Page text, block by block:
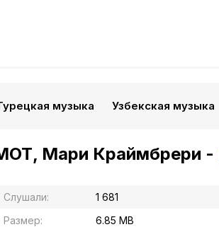
музыка Узбекская музыка
Мари Краймбрери -
Слушали:
1 681
Размер:
6.85 MB